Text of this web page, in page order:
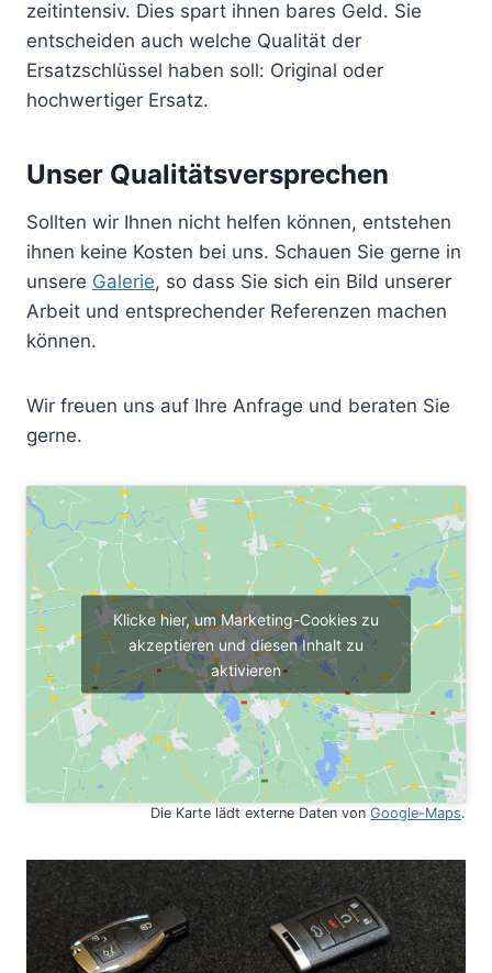
zeitintensiv. Dies spart ihnen bares Geld. Sie
entscheiden auch welche Qualität der
Ersatzschlüssel haben soll: Original oder
hochwertiger Ersatz.
Unser Qualitätsversprechen
Sollten wir Ihnen nicht helfen können, entstehen
ihnen keine Kosten bei uns. Schauen Sie gerne in
unsere Galerie, so dass Sie sich ein Bild unserer
Arbeit und entsprechender Referenzen machen
können.
Wir freuen uns auf Ihre Anfrage und beraten Sie
gerne.
Klicke hier, um Marketing-Cookies zu
akzeptieren und diesen Inhalt zu
aktivieren
Die Karte lädt externe Daten von Google-Maps.